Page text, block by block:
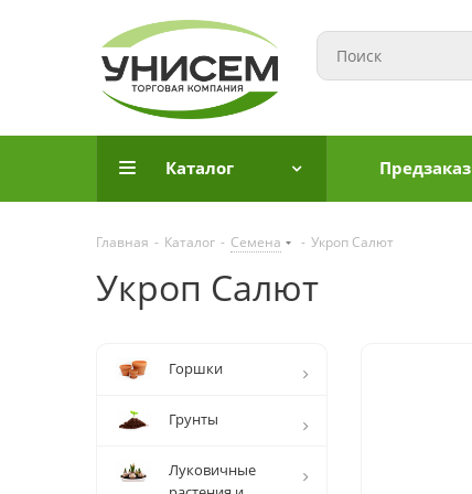
Каталог Предзаказ
Главная - Каталог - Семена - Укроп Салют
Укроп Салют
Горшки
Грунты
Луковичные